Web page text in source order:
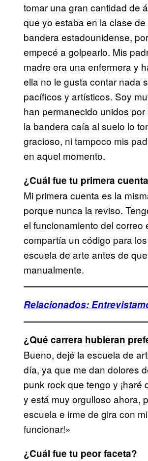
tomar una gran cantidad de
que yo estaba en la clase
bandera estadounidense,
empecé a golpearlo. Mis
madre era una enfermera y
ella no le gusta contar nada
pacíficos y artísticos. Soy
han permanecido unidos
la bandera caía al suelo lo
gracioso, ni tampoco mis
en aquel momento.
¿Cuál fue tu primera
Mi primera cuenta es la
porque nunca la reviso.
el funcionamiento del correo
compartía un código para
escuela de arte antes de
manualmente.
Relacionados:
¿Qué carrera hubieran
Bueno, dejé la escuela de
día, ya que me dan dolores
punk rock que tengo y
y está muy orgulloso ahora,
escuela e irme de gira con
funcionar!»
¿Cuál fue tu peor faceta?